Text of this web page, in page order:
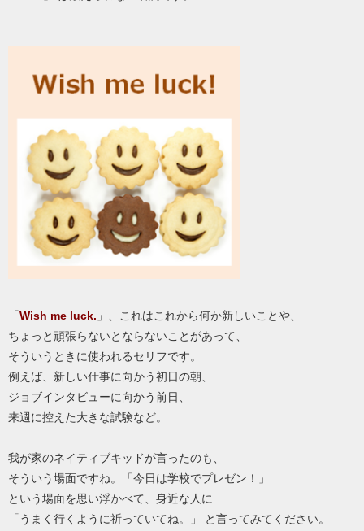
「Wish me luck. 」、これはこれから何か新しいことや、
ちょっと頑張らないとならないことがあって、
そういうときに使われるセリフです。
例えば、新しい仕事に向かう初日の朝、
ジョブインタビューに向かう前日、
来週に控えた大きな試験など。
我が家のネイティブキッドが言ったのも、
そういう場面ですね。「今日は学校でプレゼン！」
という場面を思い浮かべて、身近な人に
「うまく行くように祈っていてね。」 と言ってみてください。